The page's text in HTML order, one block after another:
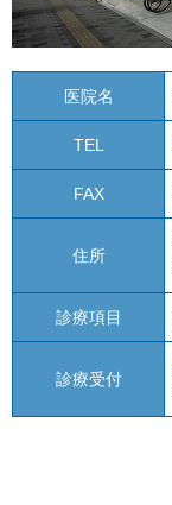
医院名
TEL
FAX
住所
診療項目
診療受付